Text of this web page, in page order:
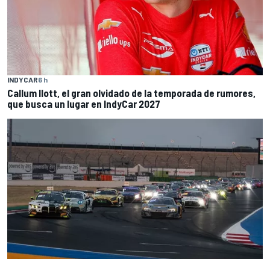
INDYCAR6 h
Callum Ilott, el gran olvidado de la temporada de rumores,
que busca un lugar en IndyCar 2027